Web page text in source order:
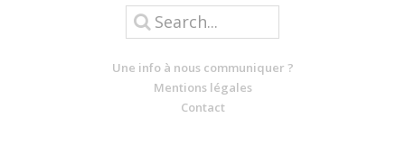
Une info à nous communiquer ?
Mentions légales
Contact